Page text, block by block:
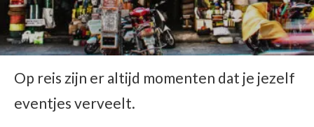
Op reis zijn er altijd momenten dat je jezelf
eventjes verveelt.